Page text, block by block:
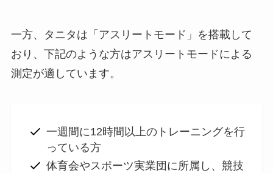
一方、タニタは「アスリートモード」を搭載して
おり、下記のような方はアスリートモードによる
測定が適しています。
一週間に12時間以上のトレーニングを行
っている方
体育会やスポーツ実業団に所属し、競技